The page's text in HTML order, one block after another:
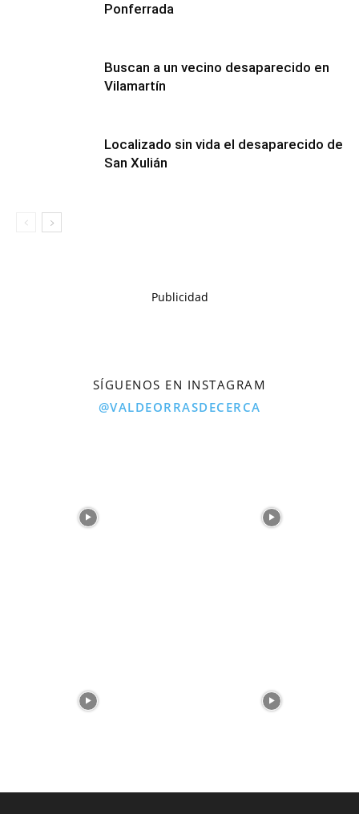
Ponferrada
Buscan a un vecino desaparecido en
Vilamartín
Localizado sin vida el desaparecido de
San Xulián
Publicidad
SÍGUENOS EN INSTAGRAM
@VALDEORRASDECERCA